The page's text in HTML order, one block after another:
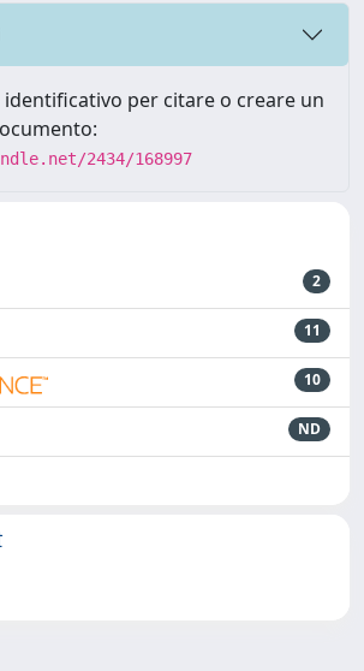
per citare o creare un
2434/168997
2
11
10
ND